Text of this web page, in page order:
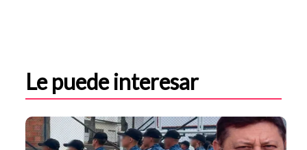
Le puede interesar